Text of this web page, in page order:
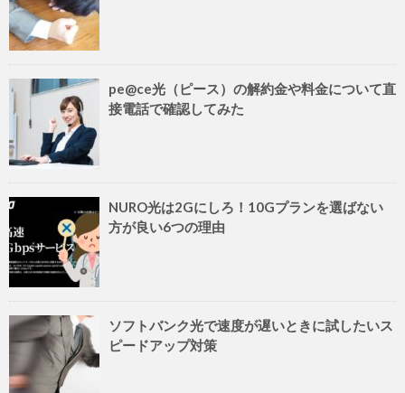
pe@ce光（ピース）の解約金や料金について直
接電話で確認してみた
NURO光は2Gにしろ！10Gプランを選ばない
方が良い6つの理由
ソフトバンク光で速度が遅いときに試したいス
ピードアップ対策